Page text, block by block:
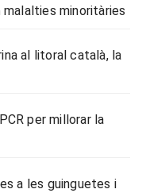
minoritàries
al litoral català, la
per millorar la
a les guinguetes i